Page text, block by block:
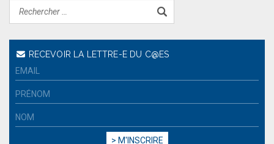
RECEVOIR LA LETTRE-E DU C@ES